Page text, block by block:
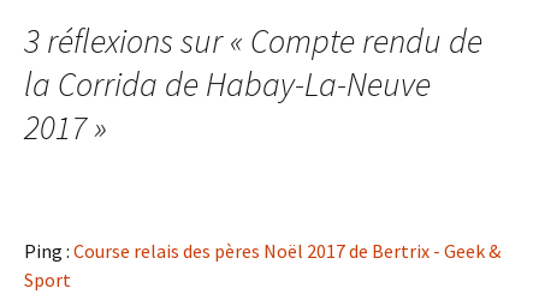
articles
3 réflexions sur « Compte rendu de
la Corrida de Habay-La-Neuve
2017»
Ping : Course relais des pères Noël 2017 de Bertrix - Geek &
Sport